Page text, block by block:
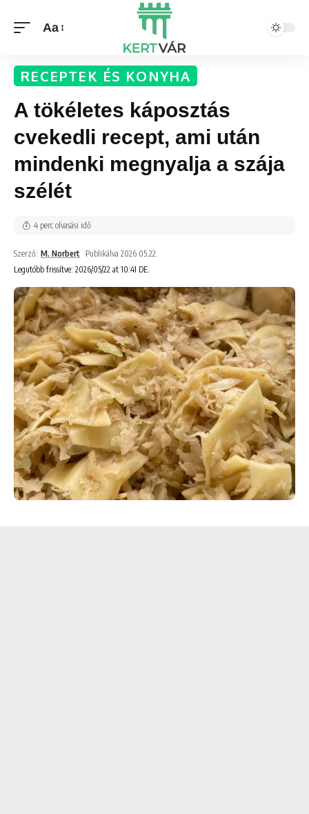
Aa
RECEPTEK ÉS KONYHA
A tökéletes káposztás
cvekedli recept, ami után
mindenki megnyalja a szája
szélét
Legutóbb frissítve: 2026/05/22 at 10:41 DE.
Szerző: M. Norbert Publikálva 2026.05.22.
4 perc olvasási idő